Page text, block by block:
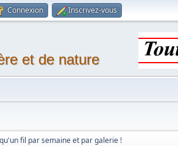
Connexion Inscrivez-vous
et de nature
fil par semaine et par galerie !